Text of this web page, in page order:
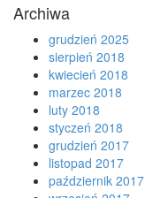
Archiwa
grudzień 2025
sierpień 2018
kwiecień 2018
marzec 2018
luty 2018
styczeń 2018
grudzień 2017
listopad 2017
październik 2017